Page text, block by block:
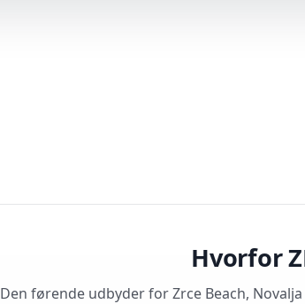
Hvorfor
Den førende udbyder for Zrce Beach,